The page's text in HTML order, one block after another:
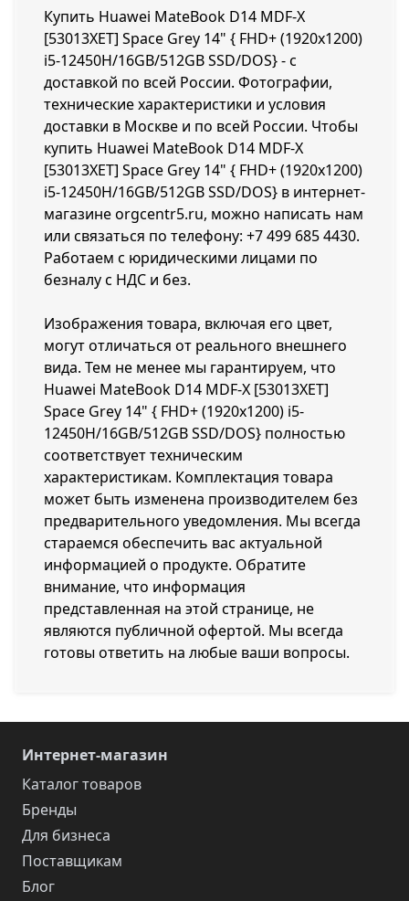
Купить Huawei MateBook D14 MDF-X
[53013XET] Space Grey 14" { FHD+ (1920x1200)
i5-12450H/16GB/512GB SSD/DOS} - с
доставкой по всей России. Фотографии,
технические характеристики и условия
доставки в Москве и по всей России. Чтобы
купить Huawei MateBook D14 MDF-X
[53013XET] Space Grey 14" { FHD+ (1920x1200)
i5-12450H/16GB/512GB SSD/DOS} в интернет-
магазине orgcentr5.ru, можно написать нам
или связаться по телефону: +7 499 685 4430.
Работаем с юридическими лицами по
безналу с НДС и без.
Изображения товара, включая его цвет,
могут отличаться от реального внешнего
вида. Тем не менее мы гарантируем, что
Huawei MateBook D14 MDF-X [53013XET]
Space Grey 14" { FHD+ (1920x1200) i5-
12450H/16GB/512GB SSD/DOS} полностью
соответствует техническим
характеристикам. Комплектация товара
может быть изменена производителем без
предварительного уведомления. Мы всегда
стараемся обеспечить вас актуальной
информацией о продукте. Обратите
внимание, что информация
представленная на этой странице, не
являются публичной офертой. Мы всегда
готовы ответить на любые ваши вопросы.
Интернет-магазин
Каталог товаров
Бренды
Для бизнеса
Поставщикам
Блог